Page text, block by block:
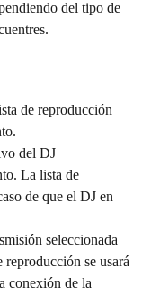
del tipo de
de reproducción
del DJ
La lista de
de que el DJ en
seleccionada
se usará
conexión de la